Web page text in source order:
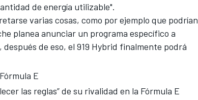
de energía utilizable".
varias cosas, como por ejemplo que podrían
planea anunciar un programa específico a
de eso, el 919 Hybrid finalmente podrá
E
las reglas” de su rivalidad en la Fórmula E